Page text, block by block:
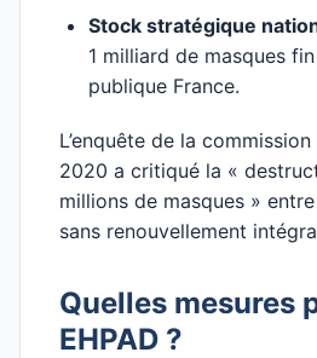
Stock stratégique
1 milliard de masques
publique France.
L’enquête de la
2020 a critiqué la «
millions de masques »
sans renouvellement
Quelles mesures
EHPAD ?